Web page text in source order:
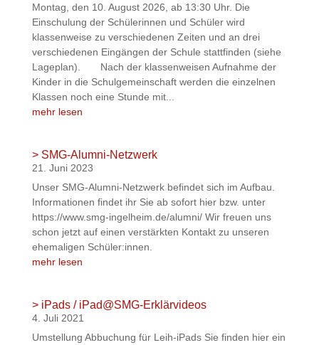
Montag, den 10. August 2026, ab 13:30 Uhr. Die
Einschulung der Schülerinnen und Schüler wird
klassenweise zu verschiedenen Zeiten und an drei
verschiedenen Eingängen der Schule stattfinden (siehe
Lageplan). Nach der klassenweisen Aufnahme der
Kinder in die Schulgemeinschaft werden die einzelnen
Klassen noch eine Stunde mit...
mehr lesen
> SMG-Alumni-Netzwerk
21. Juni 2023
Unser SMG-Alumni-Netzwerk befindet sich im Aufbau.
Informationen findet ihr Sie ab sofort hier bzw. unter
https://www.smg-ingelheim.de/alumni/ Wir freuen uns
schon jetzt auf einen verstärkten Kontakt zu unseren
ehemaligen Schüler:innen.
mehr lesen
> iPads / iPad@SMG-Erklärvideos
4. Juli 2021
Umstellung Abbuchung für Leih-iPads Sie finden hier ein